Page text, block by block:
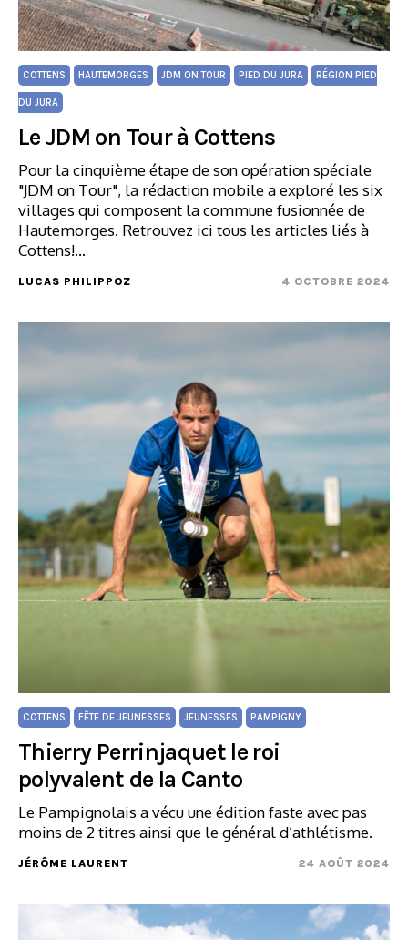
COTTENS HAUTEMORGES JDM ON TOUR PIED DU JURA RÉGION PIED
DU JURA
Le JDM on Tour à Cottens
Pour la cinquième étape de son opération spéciale
"JDM on Tour", la rédaction mobile a exploré les six
villages qui composent la commune fusionnée de
Hautemorges. Retrouvez ici tous les articles liés à
Cottens!…
LUCAS PHILIPPOZ 4 OCTOBRE 2024
COTTENS FÊTE DE JEUNESSES JEUNESSES PAMPIGNY
Thierry Perrinjaquet le roi
polyvalent de la Canto
Le Pampignolais a vécu une édition faste avec pas
moins de 2 titres ainsi que le général d’athlétisme.
JÉRÔME LAURENT 24 AOÛT 2024